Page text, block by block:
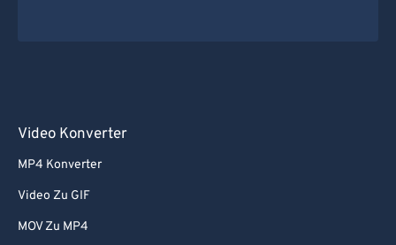
Video Konverter
MP4 Konverter
Video Zu GIF
MOV Zu MP4